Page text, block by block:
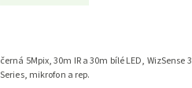
černá 5Mpix, 30m IR a 30m bílé LED, WizSense 3